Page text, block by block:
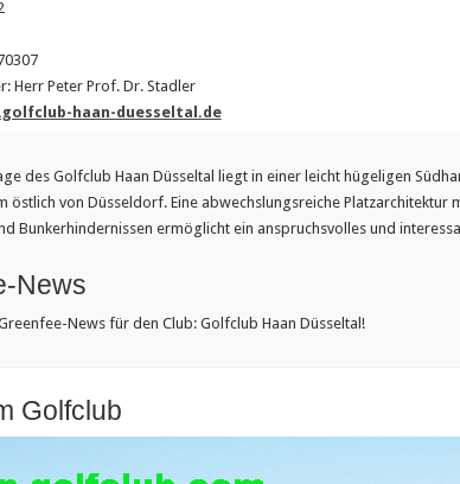
Herr Peter Prof. Dr. Stadler
haan-duesseltal.de
des Golfclub Haan Düsseltal liegt in einer leicht hügeligen
östlich von Düsseldorf. Eine abwechslungsreiche Platzarchitektur
Bunkerhindernissen ermöglicht ein anspruchsvolles und
News
News für den Club: Golfclub Haan Düsseltal!
Golfclub